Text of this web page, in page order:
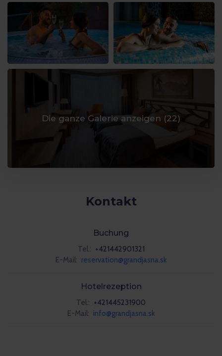
Die ganze Galerie anzeigen (22)
Kontakt
Buchung
Tel.: +421442901321
E-Mail: reservation@grandjasna.sk
Hotelrezeption
Tel.: +421445231900
E-Mail: info@grandjasna.sk